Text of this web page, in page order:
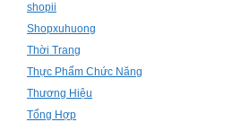
shopii
Shopxuhuong
Thời Trang
Thực Phẩm Chức Năng
Thương Hiệu
Tổng Hợp